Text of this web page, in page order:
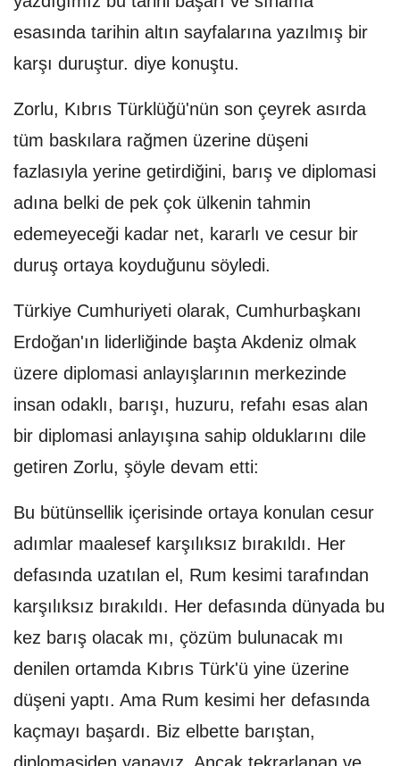
esasında tarihin altın sayfalarına yazılmış bir
karşı duruştur. diye konuştu.
Zorlu, Kıbrıs Türklüğü'nün son çeyrek asırda
tüm baskılara rağmen üzerine düşeni
fazlasıyla yerine getirdiğini, barış ve diplomasi
adına belki de pek çok ülkenin tahmin
edemeyeceği kadar net, kararlı ve cesur bir
duruş ortaya koyduğunu söyledi.
Türkiye Cumhuriyeti olarak, Cumhurbaşkanı
Erdoğan'ın liderliğinde başta Akdeniz olmak
üzere diplomasi anlayışlarının merkezinde
insan odaklı, barışı, huzuru, refahı esas alan
bir diplomasi anlayışına sahip olduklarını dile
getiren Zorlu, şöyle devam etti:
Bu bütünsellik içerisinde ortaya konulan cesur
adımlar maalesef karşılıksız bırakıldı. Her
defasında uzatılan el, Rum kesimi tarafından
karşılıksız bırakıldı. Her defasında dünyada bu
kez barış olacak mı, çözüm bulunacak mı
denilen ortamda Kıbrıs Türk'ü yine üzerine
düşeni yaptı. Ama Rum kesimi her defasında
kaçmayı başardı. Biz elbette barıştan,